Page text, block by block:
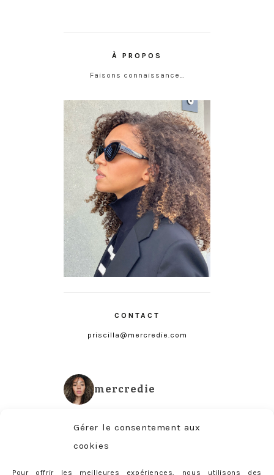
Gérer le consentement aux
cookies
Pour offrir les meilleures expériences, nous utilisons des
À PROPOS
Faisons connaissance…
CONTACT
priscilla@mercredie.com
mercredie